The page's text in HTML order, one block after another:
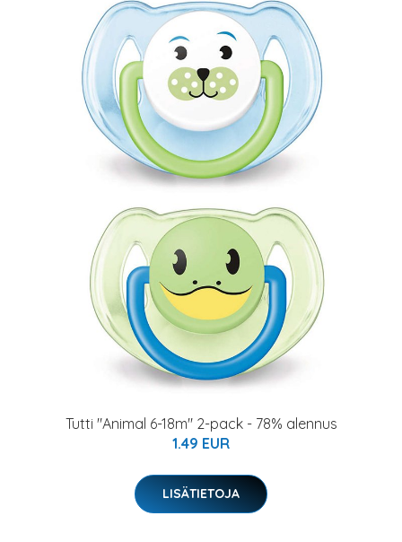
Tutti "Animal 6-18m" 2-pack - 78% alennus
1.49 EUR
LISÄTIETOJA